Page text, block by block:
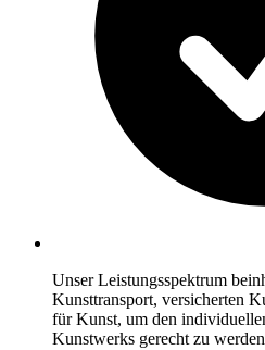
Unser Leistungsspektrum
Kunsttransport, versicherten
für Kunst, um den
Kunstwerks gerecht zu